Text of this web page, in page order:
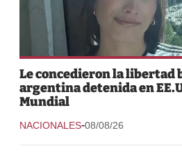
Le concedieron la libertad
argentina detenida en
Mundial
NACIONALES-08/08/26